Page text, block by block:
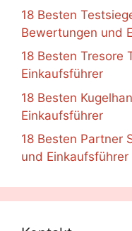
18 Besten
Bewertungen und
18 Besten Tresore
Einkaufsführer
18 Besten
Einkaufsführer
18 Besten Partner
und Einkaufsführer